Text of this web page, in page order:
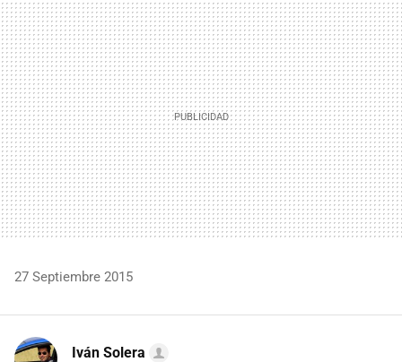
MAIL
27 Septiembre 2015
Iván Solera